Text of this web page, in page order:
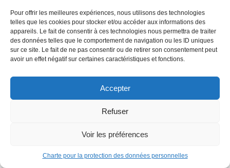
Pour offrir les meilleures expériences, nous utilisons des technologies
telles que les cookies pour stocker et/ou accéder aux informations des
appareils. Le fait de consentir à ces technologies nous permettra de traiter
des données telles que le comportement de navigation ou les ID uniques
sur ce site. Le fait de ne pas consentir ou de retirer son consentement peut
avoir un effet négatif sur certaines caractéristiques et fonctions.
Accepter
Refuser
Voir les préférences
Charte pour la protection des données personnelles